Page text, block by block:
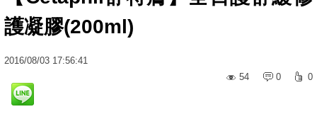
護凝膠(200ml)
2016/08/03 17:56:41
54
0 0